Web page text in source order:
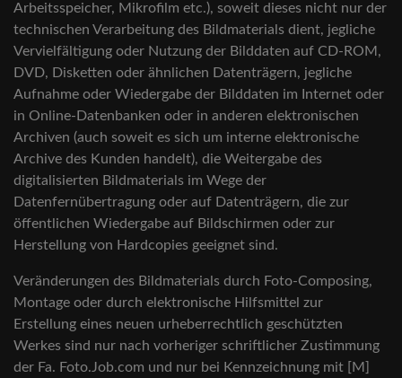
Arbeitsspeicher, Mikrofilm etc.), soweit dieses nicht nur der
technischen Verarbeitung des Bildmaterials dient, jegliche
Vervielfältigung oder Nutzung der Bilddaten auf CD-ROM,
DVD, Disketten oder ähnlichen Datenträgern, jegliche
Aufnahme oder Wiedergabe der Bilddaten im Internet oder
in Online-Datenbanken oder in anderen elektronischen
Archiven (auch soweit es sich um interne elektronische
Archive des Kunden handelt), die Weitergabe des
digitalisierten Bildmaterials im Wege der
Datenfernübertragung oder auf Datenträgern, die zur
öffentlichen Wiedergabe auf Bildschirmen oder zur
Herstellung von Hardcopies geeignet sind.
Veränderungen des Bildmaterials durch Foto-Composing,
Montage oder durch elektronische Hilfsmittel zur
Erstellung eines neuen urheberrechtlich geschützten
Werkes sind nur nach vorheriger schriftlicher Zustimmung
der Fa. Foto.Job.com und nur bei Kennzeichnung mit [M]